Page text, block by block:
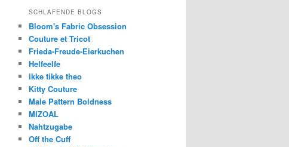
SCHLAFENDE BLOGS
Bloom's Fabric Obsession
Couture et Tricot
Frieda-Freude-Eierkuchen
Helfeelfe
ikke tikke theo
Kitty Couture
Male Pattern Boldness
MIZOAL
Nahtzugabe
Off the Cuff